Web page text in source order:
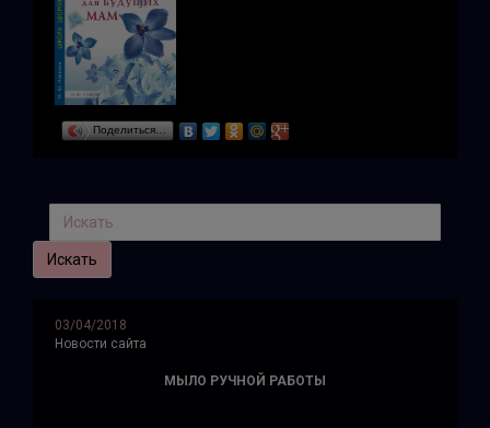
Поделиться…
03/04/2018
Новости сайта
МЫЛО РУЧНОЙ РАБОТЫ